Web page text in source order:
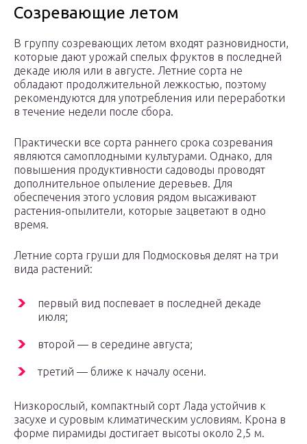
Созревающие летом
В группу созревающих летом входят разновидности,
которые дают урожай спелых фруктов в последней
декаде июля или в августе. Летние сорта не
обладают продолжительной лежкостью, поэтому
рекомендуются для употребления или переработки
в течение недели после сбора.
Практически все сорта раннего срока созревания
являются самоплодными культурами. Однако, для
повышения продуктивности садоводы проводят
дополнительное опыление деревьев. Для
обеспечения этого условия рядом высаживают
растения-опылители, которые зацветают в одно
время.
Летние сорта груши для Подмосковья делят на три
вида растений:
первый вид поспевает в последней декаде
июля;
второй — в середине августа;
третий — ближе к началу осени.
Низкорослый, компактный сорт Лада устойчив к
засухе и суровым климатическим условиям. Крона в
форме пирамиды достигает высоты около 2,5 м.